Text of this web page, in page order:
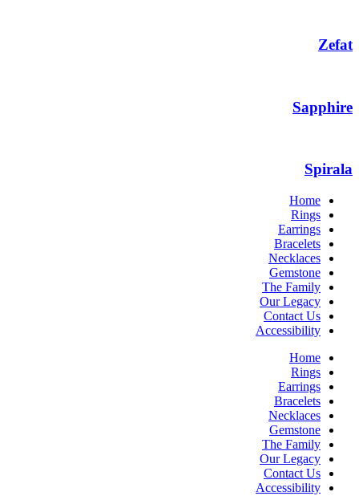
Zefat
Sapphire
Spirala
Home
Rings
Earrings
Bracelets
Necklaces
Gemstone
The Family
Our Legacy
Contact Us
Accessibility
Home
Rings
Earrings
Bracelets
Necklaces
Gemstone
The Family
Our Legacy
Contact Us
Accessibility